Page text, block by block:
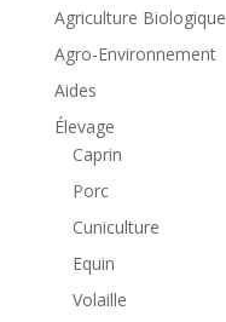
Agriculture Biologique
Agro-Environnement
Aides
Élevage
Caprin
Porc
Cuniculture
Equin
Volaille